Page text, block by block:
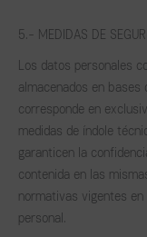
5.- MEDIDAS DE
Los datos personales
almacenados en bases
corresponde en
medidas de índole
garanticen la
contenida en las
normativas vigentes
personal.